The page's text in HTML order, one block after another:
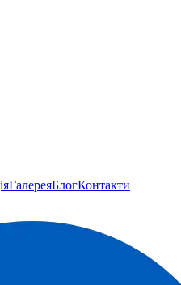
ГалереяБлогКонтакти